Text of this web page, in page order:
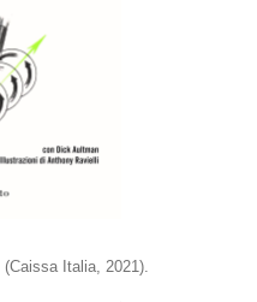
(Caissa Italia, 2021).